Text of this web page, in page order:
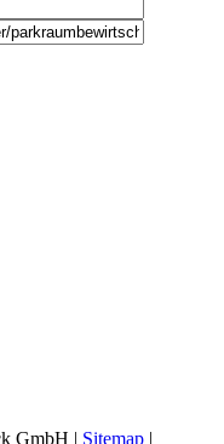
GmbH | Sitemap |